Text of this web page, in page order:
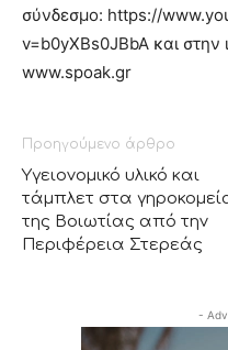
σύνδεσμο: https://
v=b0yXBs0JBbA και στην
www.spoak.gr
Προηγούμενο άρθρο
Υγειονομικό υλικό και
τάμπλετ στα
της Βοιωτίας από την
Περιφέρεια Στερεάς
-